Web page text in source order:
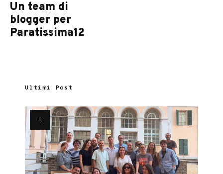
Un team di
blogger per
Paratissima12
Ultimi Post